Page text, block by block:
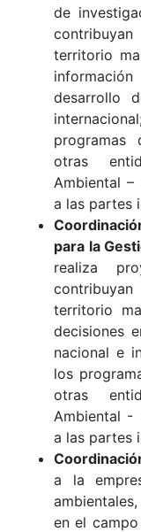
de
territorio
desarrollo
otras
Ambiental –
a las partes
para la
realiza
territorio
decisiones
nacional e
los
otras
Ambiental -
a las partes
a la
en el